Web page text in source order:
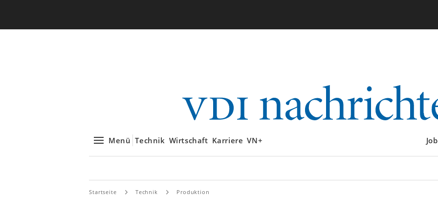
Menü Technik Wirtschaft Karriere VN+
Startseite Technik Produktion